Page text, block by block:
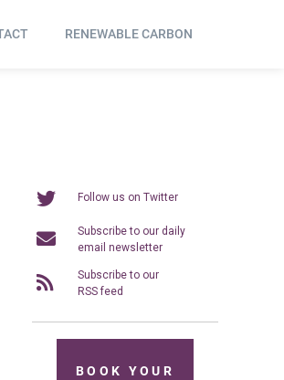
RENEWABLE CARBON
Follow us on Twitter
Subscribe to our daily
email newsletter
Subscribe to our
RSS feed
BOOK YOUR